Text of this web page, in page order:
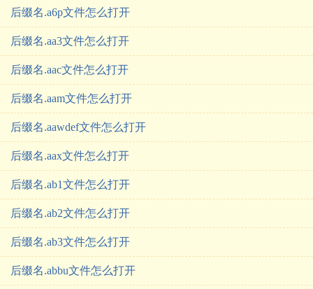
后缀名.a6p文件怎么打开
后缀名.aa3文件怎么打开
后缀名.aac文件怎么打开
后缀名.aam文件怎么打开
后缀名.aawdef文件怎么打开
后缀名.aax文件怎么打开
后缀名.ab1文件怎么打开
后缀名.ab2文件怎么打开
后缀名.ab3文件怎么打开
后缀名.abbu文件怎么打开